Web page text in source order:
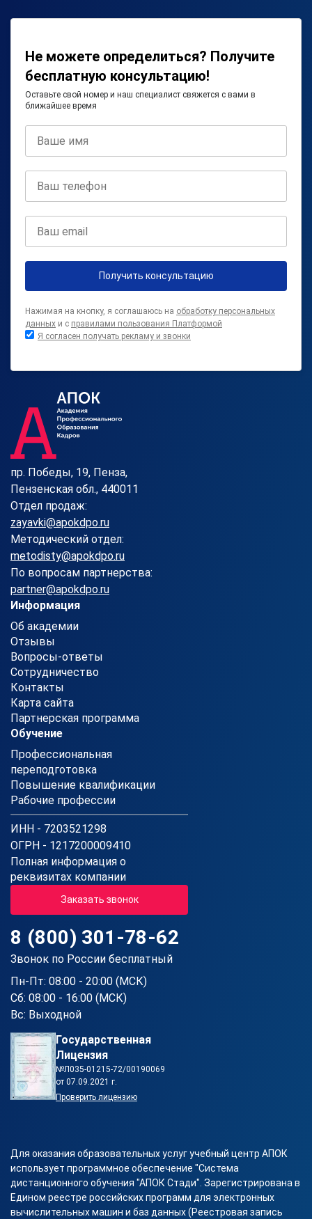
Не можете определиться? Получите
бесплатную консультацию!
Оставьте свой номер и наш специалист свяжется с вами в
ближайшее время
Получить консультацию
Нажимая на кнопку, я соглашаюсь на обработку персональных
данных и с правилами пользования Платформой
Я согласен получать рекламу и звонки
пр. Победы, 19, Пенза,
Пензенская обл., 440011
Отдел продаж:
zayavki@apokdpo.ru
Методический отдел:
metodisty@apokdpo.ru
По вопросам партнерства:
partner@apokdpo.ru
Информация
Об академии
Отзывы
Вопросы-ответы
Сотрудничество
Контакты
Карта сайта
Партнерская программа
Обучение
Профессиональная
переподготовка
Повышение квалификации
Рабочие профессии
ИНН - 7203521298
ОГРН - 1217200009410
Полная информация о
реквизитах компании
Заказать звонок
8 (800) 301-78-62
Звонок по России бесплатный
Пн-Пт: 08:00 - 20:00 (МСК)
Сб: 08:00 - 16:00 (МСК)
Вс: Выходной
Государственная
Лицензия
№Л035-01215-72/00190069
от 07.09.2021 г.
Проверить лицензию
Для оказания образовательных услуг учебный центр АПОК
использует программное обеспечение "Система
дистанционного обучения "АПОК Стади". Зарегистрирована в
Едином реестре российских программ для электронных
вычислительных машин и баз данных (Реестровая запись